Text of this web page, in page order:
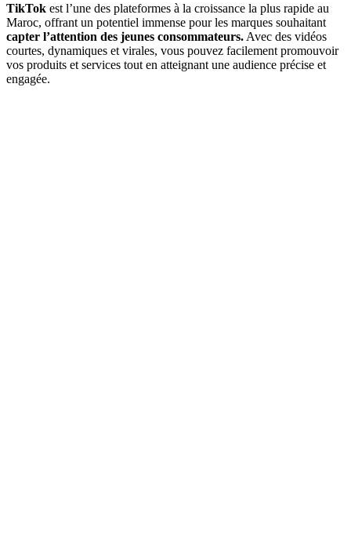
TikTok est l’une des plateformes à la croissance la plus rapide au
Maroc, offrant un potentiel immense pour les marques souhaitant
capter l’attention des jeunes consommateurs. Avec des vidéos
courtes, dynamiques et virales, vous pouvez facilement promouvoir
vos produits et services tout en atteignant une audience précise et
engagée.